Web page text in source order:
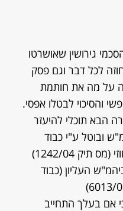
גירושין שאושרטו
לכל דבר וגם פסק
על מה את חותמת
והסיכוי לבטלו אפסי.
הבא תוכלי להיעזר
ובוטל ע"י כבוד
השופט שנלר בביהמ"ש המחוזי (מס תיק 1242/04)
העליון (כבוד
אם בעלך התחייב